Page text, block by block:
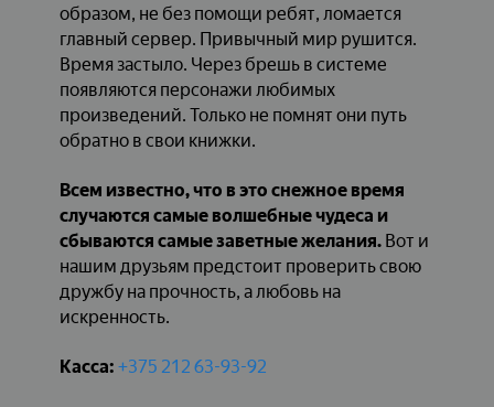
образом, не без помощи ребят, ломается
главный сервер. Привычный мир рушится.
Время застыло. Через брешь в системе
появляются персонажи любимых
произведений. Только не помнят они путь
обратно в свои книжки.
Всем известно, что в это снежное время
случаются самые волшебные чудеса и
сбываются самые заветные желания.Вот и
нашим друзьям предстоит проверить свою
дружбу на прочность, а любовь на
искренность.
Касса: +375 212 63-93-92